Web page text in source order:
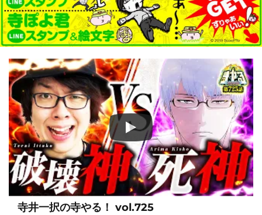
寺井一択の寺やる！ vol.725